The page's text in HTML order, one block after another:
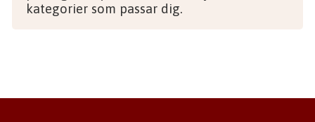
kategorier som passar dig.